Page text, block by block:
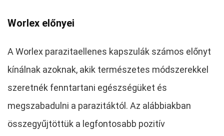
Worlex előnyei
A Worlex parazitaellenes kapszulák számos előnyt
kínálnak azoknak, akik természetes módszerekkel
szeretnék fenntartani egészségüket és
megszabadulni a parazitáktól. Az alábbiakban
összegyűjtöttük a legfontosabb pozitív